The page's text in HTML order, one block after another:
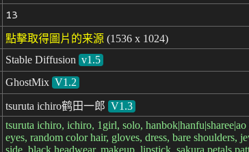
13
點擊取得圖片的来源 (1536 x 1024)
Stable Diffusion v1.5
GhostMix V1.2
tsuruta ichiro鹤田一郎 V1.3
tsuruta ichiro, ichiro, 1girl, solo,
eyes, random color hair, gloves, dress, bare shoulders,
side, black headwear, makeup, lipstick, sakura petals